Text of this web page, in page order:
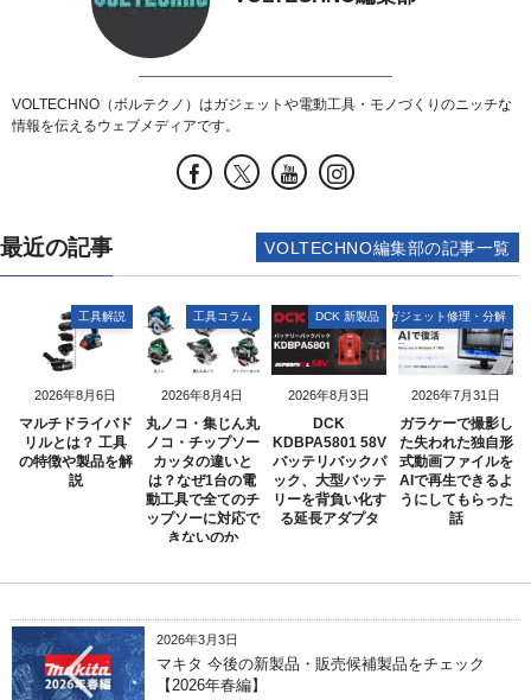
VOLTECHNO（ボルテクノ）はガジェットや電動工具・モノづくりのニッチな
情報を伝えるウェブメディアです。
最近の記事
2026年8月6日
工具解説
マルチドライバド
リルとは？ 工具
の特徴や製品を解
説
2026年8月4日
工具コラム
丸ノコ・集じん丸
ノコ・チップソー
カッタの違いと
は？なぜ1台の電
動工具で全てのチ
ップソーに対応で
きないのか
2026年8月3日
DCK 新製品
DCK
KDBPA5801 58V
バッテリバックパ
ック、大型バッテ
リーを背負い化す
る延長アダプタ
2026年7月31日
ガジェット修理・分解
ガラケーで撮影し
た失われた独自形
式動画ファイルを
AIで再生できるよ
うにしてもらった
話
VOLTECHNO編集部の記事一覧
2026年3月3日
マキタ 今後の新製品・販売候補製品をチェック
【2026年春編】